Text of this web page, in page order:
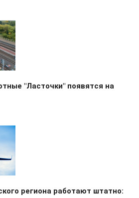
"Ласточки" появятся на
региона работают штатно: